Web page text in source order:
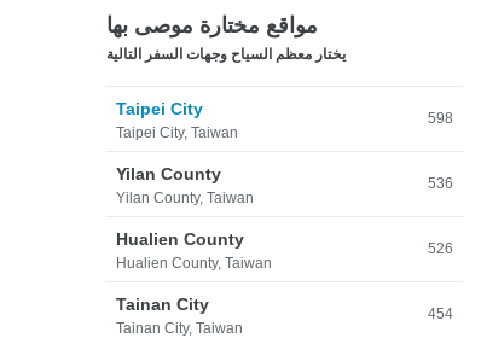
مواقع مختارة موصى بها
يختار معظم السياح وجهات السفر التالية
Taipei City
Taipei City, Taiwan
598
Yilan County
Yilan County, Taiwan
536
Hualien County
Hualien County, Taiwan
526
Tainan City
Tainan City, Taiwan
454